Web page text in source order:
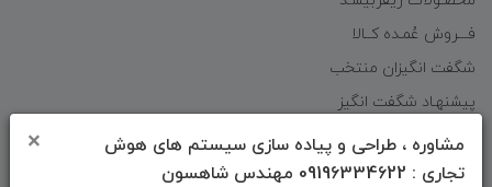
مشاوره ، طراحی و پیاده سازی سیستم های هوش
تجاری : 09196334622 مهندس شاهسون
×
فـــروش عُمـده کــالا
شگفت انگیزان منتخب
پیشنهـاد شگفت انگیز
دانلود اپلیکیشن فروشگاه